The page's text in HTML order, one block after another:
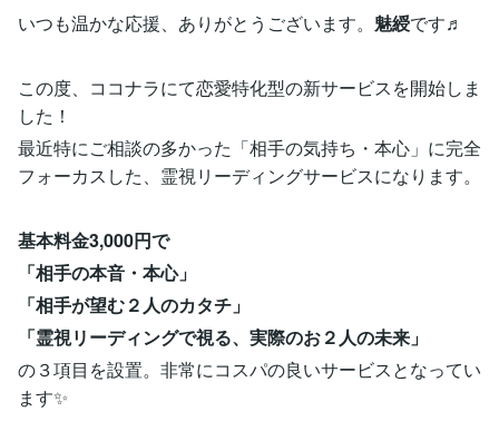
いつも温かな応援、ありがとうございます。 魅綬です♬
この度、ココナラにて恋愛特化型の新サービスを開始しま
した！
最近特にご相談の多かった「相手の気持ち・本心」に完全
フォーカスした、霊視リーディングサービスになります。
基本料金3,000円で
「相手の本音・本心」
「相手が望む２人のカタチ」
「霊視リーディングで視る、実際のお２人の未来」
の３項目を設置。非常にコスパの良いサービスとなってい
ます✨